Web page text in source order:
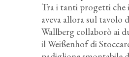
Tra i tanti progetti che
aveva allora sul tavolo
Wallberg collaborò ai
ilWeißenhofdi